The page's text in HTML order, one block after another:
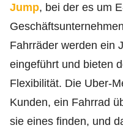
Jump, bei der es um
Fahrräder werden ein
eingeführt und bieten
Flexibilität. Die Uber-
Kunden, ein Fahrrad
sie eines finden, und